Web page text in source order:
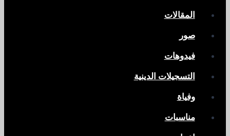
المقالات
صور
فيدوهات
التسجيلات الدينية
وفياة
مناسبات